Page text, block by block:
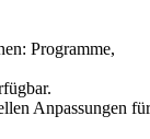
Programme,
Anpassungen für